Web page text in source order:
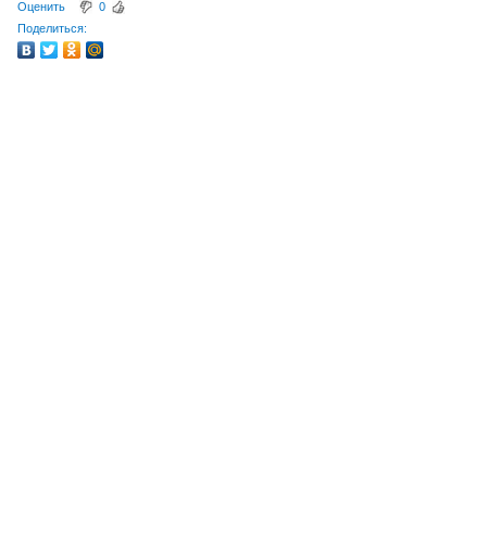
Оценить
0
Поделиться: